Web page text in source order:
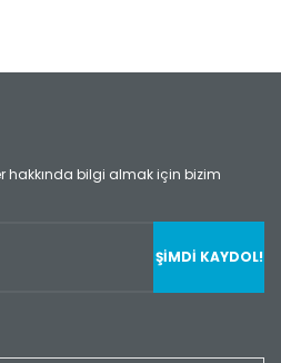
hakkında bilgi almak için bizim
ŞİMDİ KAYDOL!